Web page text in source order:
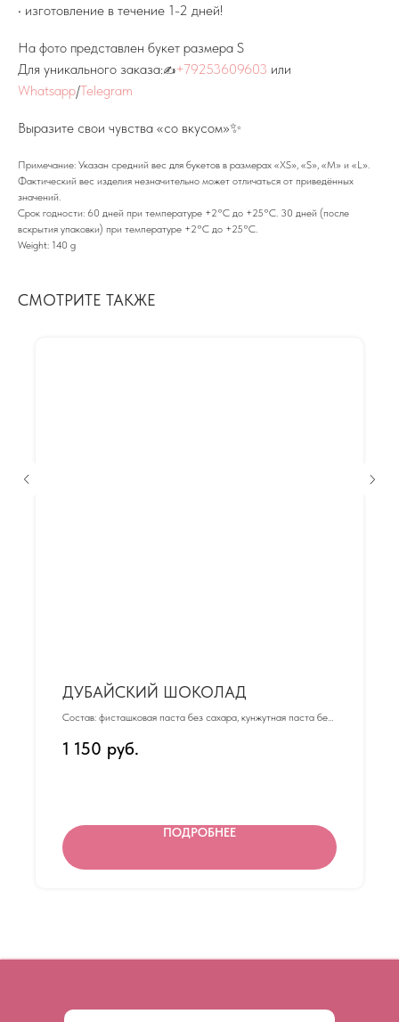
• изготовление в течение 1-2 дней!
На фото представлен букет размера S
Для уникального заказа:✍+79253609603 или
Whatsapp/Telegram
Выразите свои чувства «со вкусом»✨
Примечание: Указан средний вес для букетов в размерах «XS», «S», «M» и «L».
Фактический вес изделия незначительно может отличаться от приведённых
значений.
Срок годности: 60 дней при температуре +2°С до +25°С. 30 дней (после
вскрытия упаковки) при температуре +2°С до +25°С.
Weight: 140 g
СМОТРИТЕ ТАКЖЕ
ДУБАЙСКИЙ ШОКОЛАД
Состав: фисташковая паста без сахара, кунжутная паста без
Внимание: содержит фисташки и кунжут
1 150 руб.
ПОДРОБНЕЕ